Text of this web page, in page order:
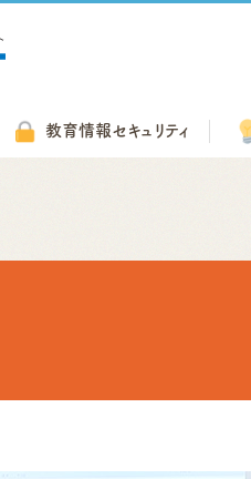
教育情報セキュリティ